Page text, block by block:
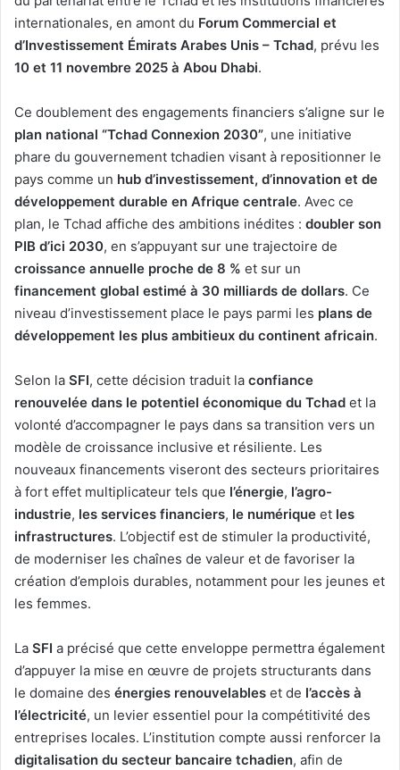
internationales, en amont du Forum Commercial et
d’Investissement Émirats Arabes Unis – Tchad, prévu les
10 et 11 novembre 2025 à Abou Dhabi.
Ce doublement des engagements financiers s’aligne sur le
plan national “Tchad Connexion 2030”, une initiative
phare du gouvernement tchadien visant à repositionner le
pays comme un hub d’investissement, d’innovation et de
développement durable en Afrique centrale. Avec ce
plan, le Tchad affiche des ambitions inédites : doubler son
PIB d’ici 2030, en s’appuyant sur une trajectoire de
croissance annuelle proche de 8 % et sur un
financement global estimé à 30 milliards de dollars. Ce
niveau d’investissement place le pays parmi les plans de
développement les plus ambitieux du continent africain.
Selon la SFI, cette décision traduit la confiance
renouvelée dans le potentiel économique du Tchad et la
volonté d’accompagner le pays dans sa transition vers un
modèle de croissance inclusive et résiliente. Les
nouveaux financements viseront des secteurs prioritaires
à fort effet multiplicateur tels que l’énergie, l’agro-
industrie, les services financiers, le numérique et les
infrastructures. L’objectif est de stimuler la productivité,
de moderniser les chaînes de valeur et de favoriser la
création d’emplois durables, notamment pour les jeunes et
les femmes.
La SFI a précisé que cette enveloppe permettra également
d’appuyer la mise en œuvre de projets structurants dans
le domaine des énergies renouvelables et de l’accès à
l’électricité, un levier essentiel pour la compétitivité des
entreprises locales. L’institution compte aussi renforcer la
digitalisation du secteur bancaire tchadien, afin de